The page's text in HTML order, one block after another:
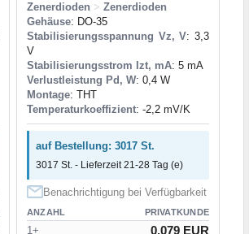
Zenerdioden > Zenerdioden
Gehäuse: DO-35
Stabilisierungsspannung Vz, V: 3,3
V
Stabilisierungsstrom Izt, mA: 5 mA
Verlustleistung Pd, W: 0,4 W
Montage: THT
Temperaturkoeffizient: -2,2 mV/K
auf Bestellung: 3017 St.
3017 St. - Lieferzeit 21-28 Tag (e)
Benachrichtigung bei Verfügbarkeit
ANZAHL PRIVATKUNDE
1+ 0.079 EUR